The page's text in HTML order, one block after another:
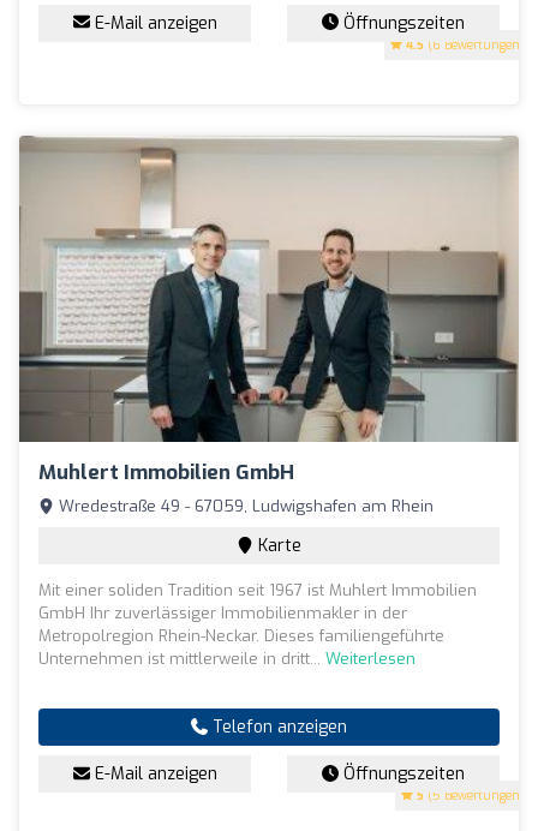
4.5 (6 Bewertungen)
E-Mail anzeigen Öffnungszeiten
Muhlert Immobilien GmbH
5 (5 Bewertungen)
Wredestraße 49 - 67059, Ludwigshafen am Rhein
Karte
Mit einer soliden Tradition seit 1967 ist Muhlert Immobilien
GmbH Ihr zuverlässiger Immobilienmakler in der
Metropolregion Rhein-Neckar. Dieses familiengeführte
Unternehmen ist mittlerweile in dritt... Weiterlesen
Telefon anzeigen
E-Mail anzeigen Öffnungszeiten